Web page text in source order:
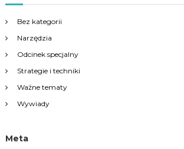
Bez kategorii
Narzędzia
Odcinek specjalny
Strategie i techniki
Ważne tematy
Wywiady
Meta